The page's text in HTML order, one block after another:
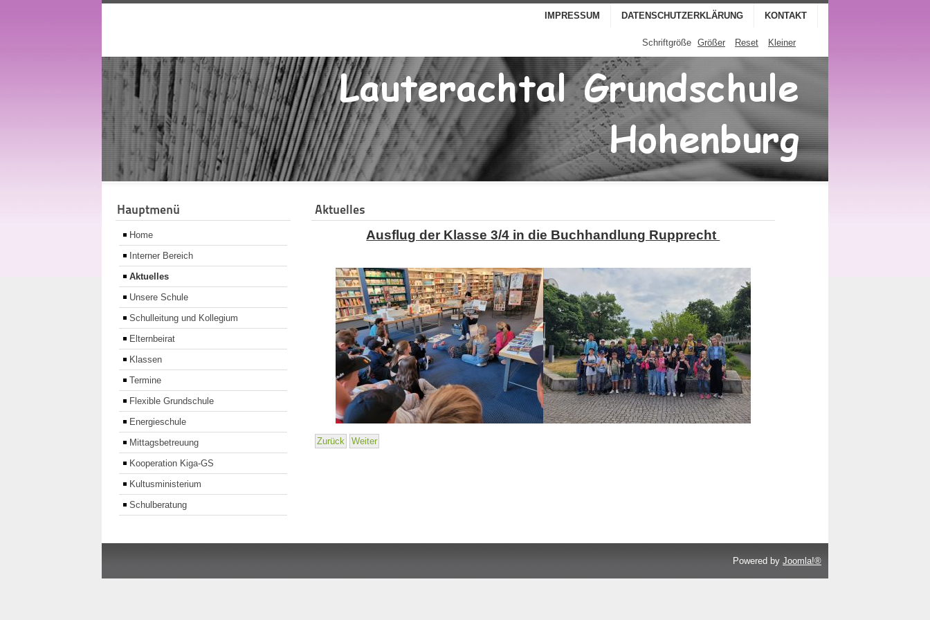
IMPRESSUM DATENSCHUTZERKLÄRUNG KONTAKT
Schriftgröße Größer Reset Kleiner
Hauptmenü
Home
Interner Bereich
Aktuelles
Unsere Schule
Schulleitung und Kollegium
Elternbeirat
Klassen
Termine
Flexible Grundschule
Energieschule
Mittagsbetreuung
Kooperation Kiga-GS
Kultusministerium
Schulberatung
Aktuelles
Ausflug der Klasse 3/4 in die Buchhandlung Rupprecht
Zurück Weiter
Powered by Joomla!®